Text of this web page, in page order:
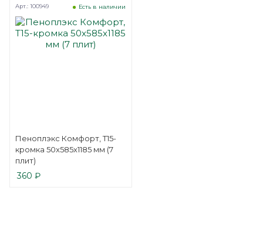
Пеноплэкс Комфорт, Т15-
кромка 50x585x1185 мм (7
плит)
Есть в наличии
Арт.: 100949
360 ₽